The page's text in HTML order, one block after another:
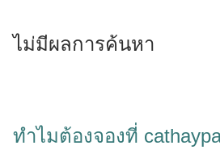
ไม่มีผลการค้นหา
ทำไมต้องจองที่